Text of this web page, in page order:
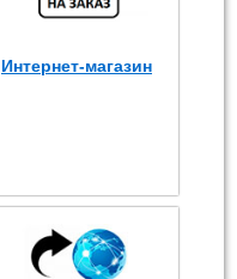
Интернет-магазин